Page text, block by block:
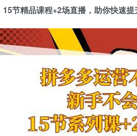
节精品课程+2场直播，助你快速提